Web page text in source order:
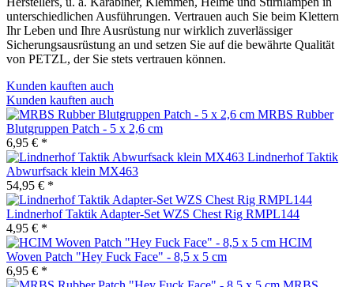
unterschiedlichen Ausführungen. Vertrauen auch Sie beim Klettern
Ihr Leben und Ihre Ausrüstung nur wirklich zuverlässiger
Sicherungsausrüstung an und setzen Sie auf die bewährte Qualität
von PETZL, der Sie stets vertrauen können.
Kunden kauften auch
Kunden kauften auch
MRBS Rubber
Blutgruppen Patch - 5 x 2,6 cm
6,95 € *
Lindnerhof Taktik
Abwurfsack klein MX463
54,95 € *
Lindnerhof Taktik Adapter-Set WZS Chest Rig RMPL144
4,95 € *
HCIM
Woven Patch "Hey Fuck Face" - 8,5 x 5 cm
6,95 € *